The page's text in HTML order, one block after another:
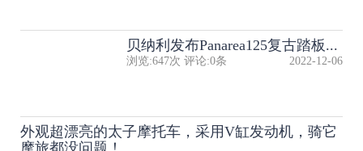
贝纳利发布Panarea125复古踏板...
浏览:647次 评论:0条 2022-12-06
外观超漂亮的太子摩托车，采用V缸发动机，骑它
摩旅都没问题！